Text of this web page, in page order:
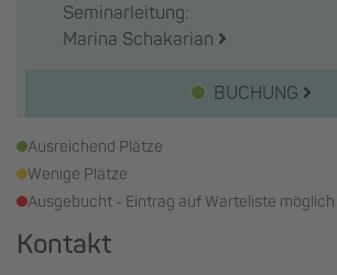
Seminarleitung:
Marina Schakarian
BUCHUNG
Ausreichend Plätze
Wenige Plätze
Ausgebucht - Eintrag auf Warteliste möglich
Kontakt